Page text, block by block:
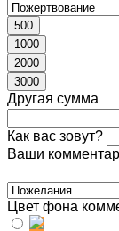
500
1000
2000
3000
Другая сумма
Как вас зовут?
Ваши
Цвет фона